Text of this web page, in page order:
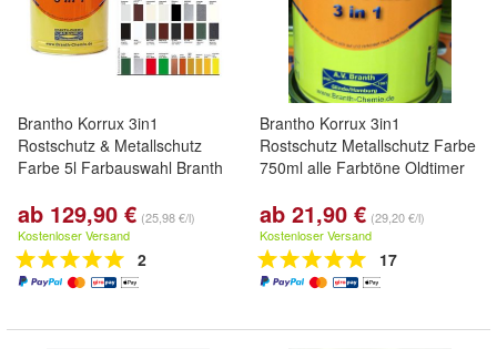
Brantho Korrux 3in1
Rostschutz & Metallschutz
Farbe 5l Farbauswahl Branth
ab 129,90 € (25,98 €/l)
Kostenloser Versand
2
Brantho Korrux 3in1
Rostschutz Metallschutz Farbe
750ml alle Farbtöne Oldtimer
ab 21,90 € (29,20 €/l)
Kostenloser Versand
17